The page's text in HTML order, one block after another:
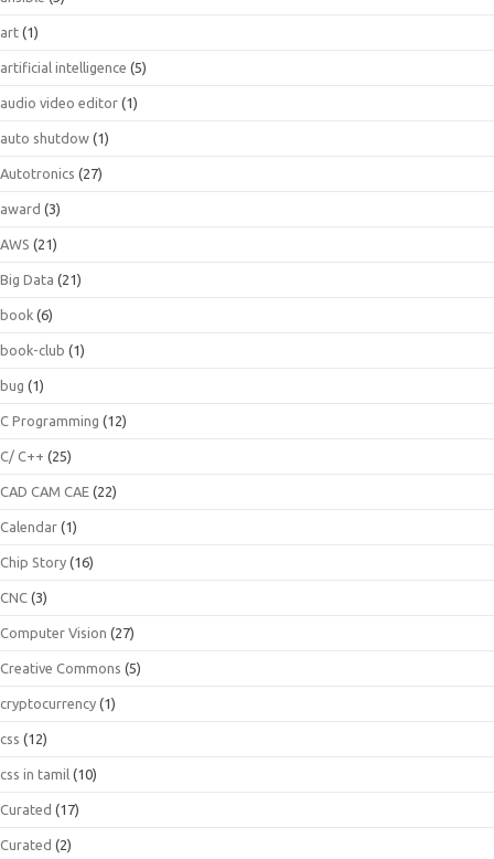
art (1)
artificial intelligence (5)
audio video editor (1)
auto shutdow (1)
Autotronics (27)
award (3)
AWS (21)
Big Data (21)
book (6)
book-club (1)
bug (1)
C Programming (12)
C/ C++ (25)
CAD CAM CAE (22)
Calendar (1)
Chip Story (16)
CNC (3)
Computer Vision (27)
Creative Commons (5)
cryptocurrency (1)
css (12)
css in tamil (10)
Curated (17)
Curated (2)